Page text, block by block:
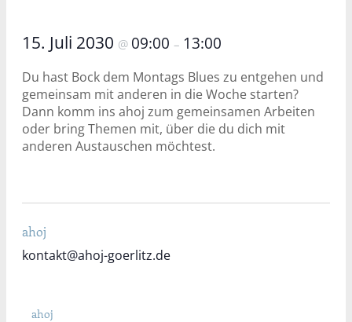
15. Juli 2030 @ 09:00 – 13:00
Du hast Bock dem Montags Blues zu entgehen und
gemeinsam mit anderen in die Woche starten?
Dann komm ins ahoj zum gemeinsamen Arbeiten
oder bring Themen mit, über die du dich mit
anderen Austauschen möchtest.
ahoj
kontakt@ahoj-goerlitz.de
ahoj